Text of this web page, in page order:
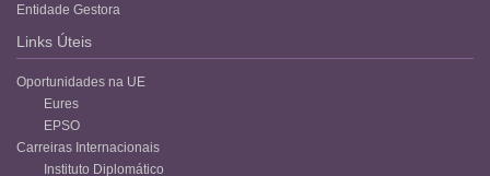
Entidade Gestora
Links Úteis
Oportunidades na UE
Eures
EPSO
Carreiras Internacionais
Instituto Diplomático